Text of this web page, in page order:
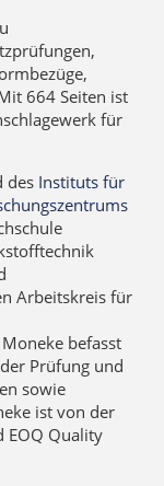
664 Seiten ist
für
des Instituts für
Arbeitskreis für
befasst
Prüfung und
sowie
ist von der
EOQ Quality